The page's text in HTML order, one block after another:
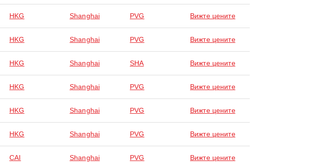
HKG Shanghai PVG Вижте цените
HKG Shanghai PVG Вижте цените
HKG Shanghai SHA Вижте цените
HKG Shanghai PVG Вижте цените
HKG Shanghai PVG Вижте цените
HKG Shanghai PVG Вижте цените
CAI Shanghai PVG Вижте цените